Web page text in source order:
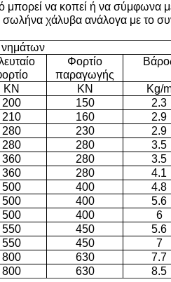
να κοπεί ή να σύμφωνα με
χάλυβα ανάλογα με το
Φορτίο
παραγωγής
KN KN
Kg/
200 150
2.3
210 160
2.9
280 230
2.9
280 280
3.5
360 280
3.5
360 280
4.1
500 400
4.8
500 400
5.6
500 400
6
550 450
5.6
550 450
7
800 630
7.7
800 630
8.5